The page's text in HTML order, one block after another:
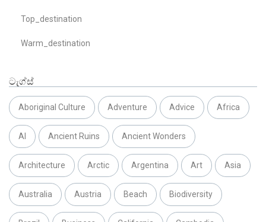
Top_destination
Warm_destination
ටැග්ස්
Aboriginal Culture Adventure Advice Africa
AI Ancient Ruins Ancient Wonders
Architecture Arctic Argentina Art Asia
Australia Austria Beach Biodiversity